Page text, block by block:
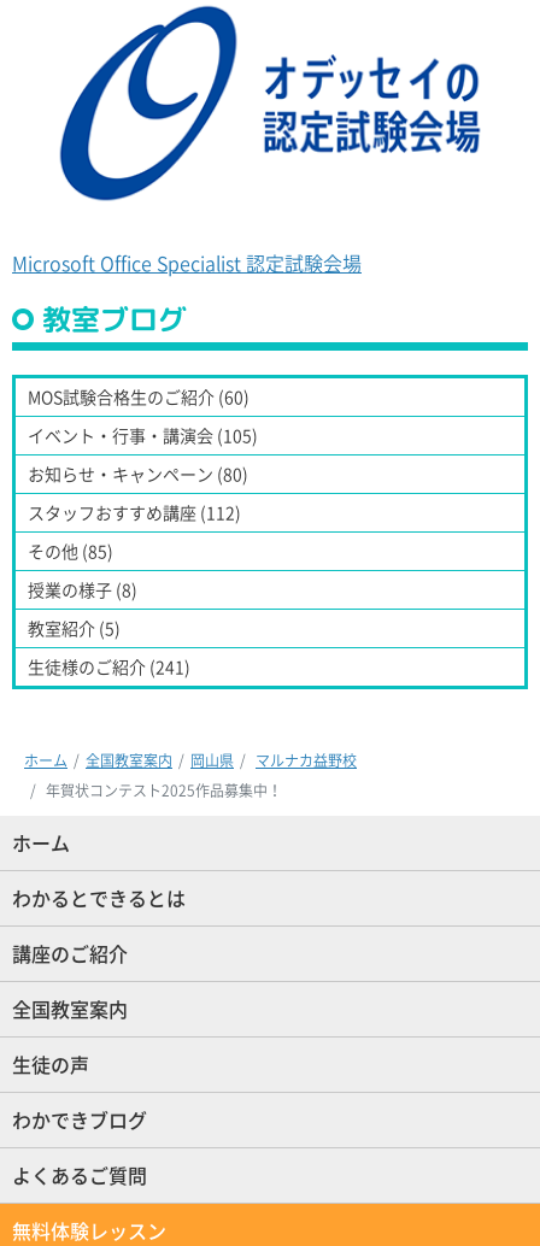
Microsoft Office Specialist 認定試験会場
教室ブログ
MOS試験合格生のご紹介 (60)
イベント・行事・講演会 (105)
お知らせ・キャンペーン (80)
スタッフおすすめ講座 (112)
その他 (85)
授業の様子 (8)
教室紹介 (5)
生徒様のご紹介 (241)
ホーム 全国教室案内 岡山県
マルナカ益野校
年賀状コンテスト2025作品募集中！
ホーム
わかるとできるとは
講座のご紹介
全国教室案内
生徒の声
わかできブログ
よくあるご質問
無料体験レッスン